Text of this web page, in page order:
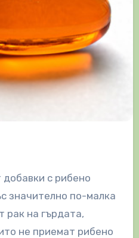
с рибено
значително по-малка
рак на гърдата,
не приемат рибено